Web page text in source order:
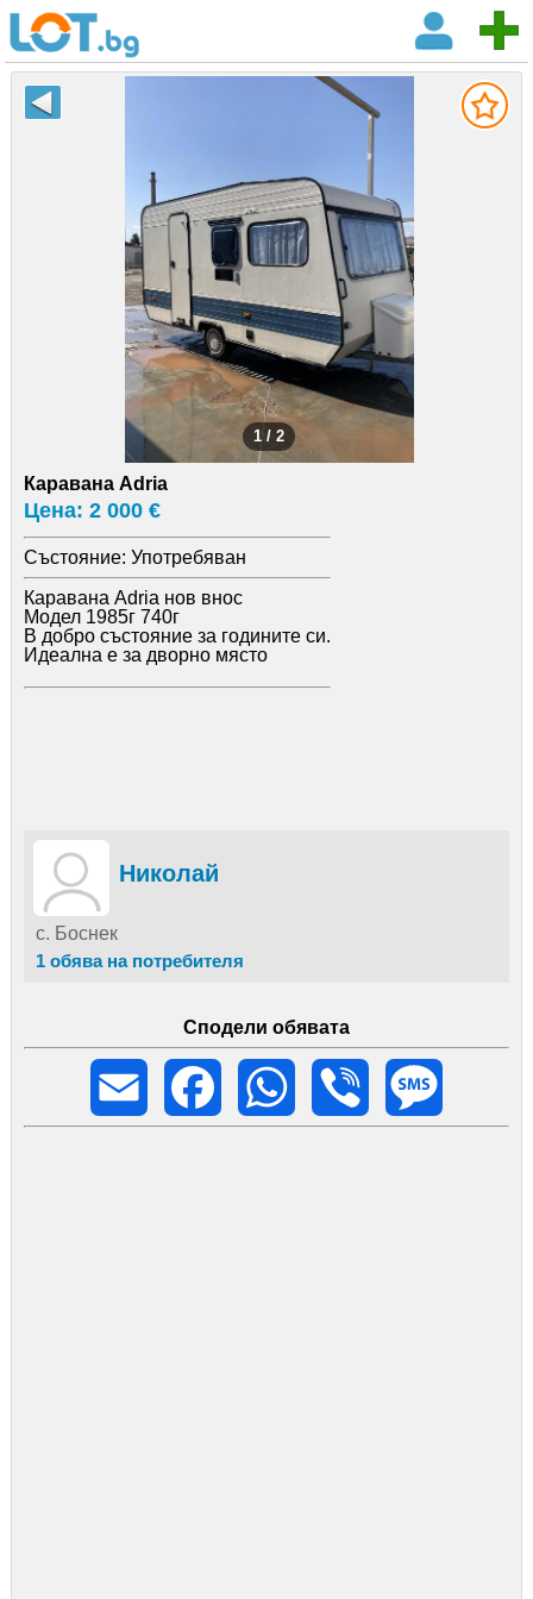
1 / 2
Каравана Adria
Цена: 2 000 €
Състояние: Употребяван
Каравана Adria нов внос
Модел 1985г 740г
В добро състояние за годините си.
Идеална е за дворно място
Николай
с. Боснек
1 обява на потребителя
Сподели обявата
Email
Facebook WhatsApp Viber